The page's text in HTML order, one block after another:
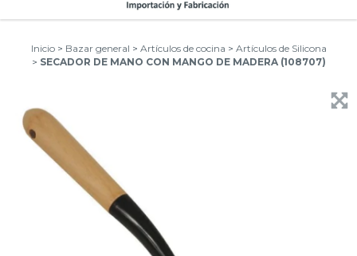
Inicio > Bazar general > Artículos de cocina > Artículos de Silicona
> SECADOR DE MANO CON MANGO DE MADERA (108707)